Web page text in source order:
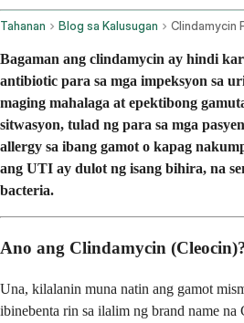
Tahanan Blog sa Kalusugan Clindamycin
Bagaman ang clindamycin ay hindi
antibiotic para sa mga impeksyon sa
maging mahalaga at epektibong
sitwasyon, tulad ng para sa mga
allergy sa ibang gamot o kapag
ang UTI ay dulot ng isang bihira, na
bacteria.
Ano ang Clindamycin
Una, kilalanin muna natin ang gamot
ibinebenta rin sa ilalim ng brand name na